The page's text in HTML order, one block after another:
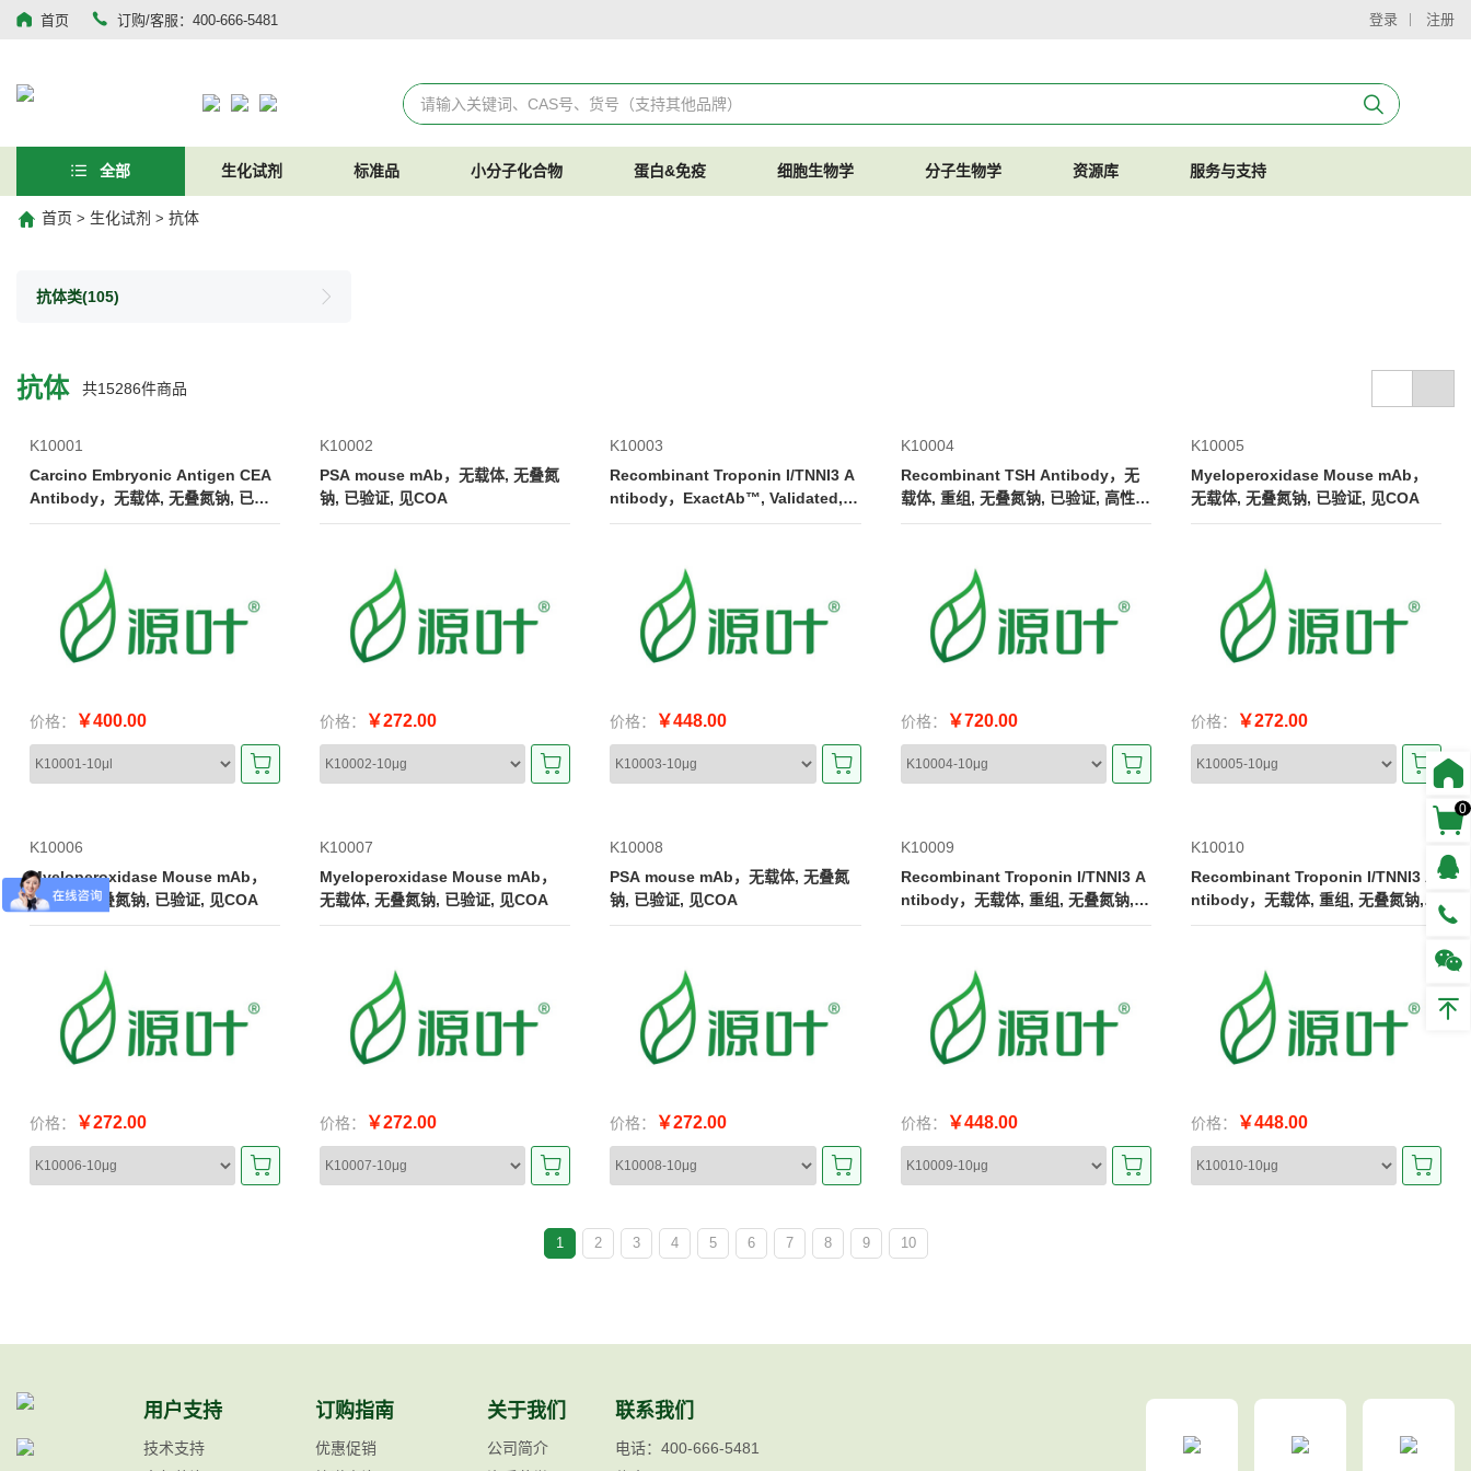
首页 订购/客服：400-666-5481 登录 注册
全部 生化试剂 标准品 小分子化合物 蛋白&免疫 细胞生物学 分子生物学 资源库 服务与支持
首页 > 生化试剂 > 抗体
抗体类(105)
抗体 共15286件商品
K10001
Carcino Embryonic Antigen CEA
Antibody，无载体, 无叠氮钠, 已验
证, 见COA
价格： ￥400.00
K10002
PSA mouse mAb，无载体, 无叠氮
钠, 已验证, 见COA
价格： ￥272.00
K10003
Recombinant Troponin I/TNNI3 A
ntibody，ExactAb™, Validated, C
arrier Free, Azide Free, Recombin
价格： ￥448.00
K10004
Recombinant TSH Antibody，无
载体, 重组, 无叠氮钠, 已验证, 高性
能, 见COA
价格： ￥720.00
K10005
Myeloperoxidase Mouse mAb，
无载体, 无叠氮钠, 已验证, 见COA
价格： ￥272.00
K10006
Myeloperoxidase Mouse mAb，
无载体, 无叠氮钠, 已验证, 见COA
价格： ￥272.00
K10007
Myeloperoxidase Mouse mAb，
无载体, 无叠氮钠, 已验证, 见COA
价格： ￥272.00
K10008
PSA mouse mAb，无载体, 无叠氮
钠, 已验证, 见COA
价格： ￥272.00
K10009
Recombinant Troponin I/TNNI3 A
ntibody，无载体, 重组, 无叠氮钠,
已验证, 见COA
价格： ￥448.00
K10010
Recombinant Troponin I/TNNI3 A
ntibody，无载体, 重组, 无叠氮钠,
已验证, 见COA
价格： ￥448.00
1 2 3 4 5 6 7 8 9 10
用户支持
技术支持
订购指南
优惠促销
关于我们
公司简介
联系我们
电话：400-666-5481
0